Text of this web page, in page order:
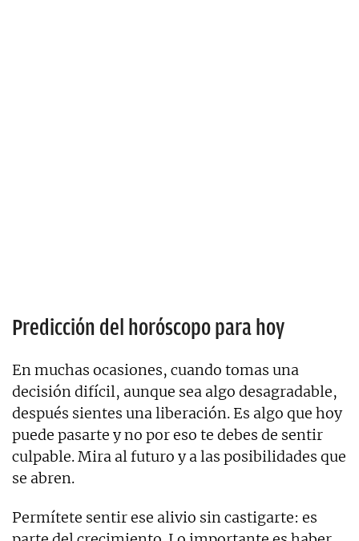
Predicción del horóscopo para hoy
En muchas ocasiones, cuando tomas una
decisión difícil, aunque sea algo desagradable,
después sientes una liberación. Es algo que hoy
puede pasarte y no por eso te debes de sentir
culpable. Mira al futuro y a las posibilidades que
se abren.
Permítete sentir ese alivio sin castigarte: es